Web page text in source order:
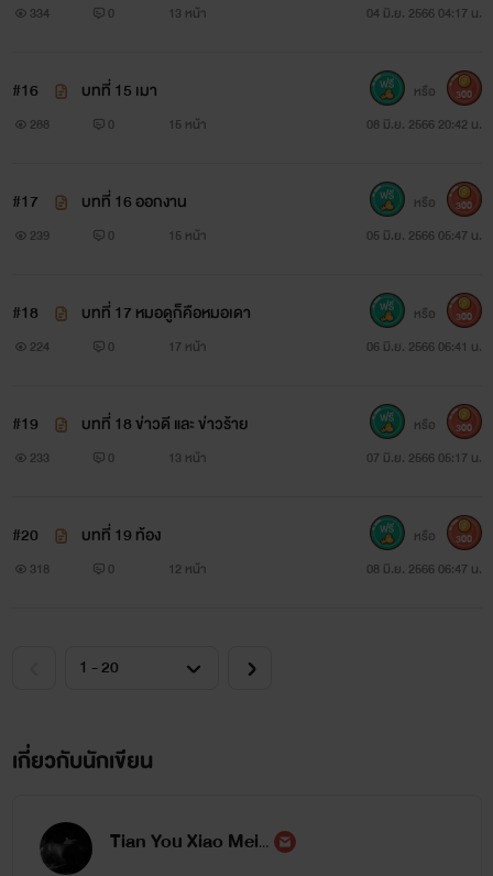
334 0 13 หน้า 04 มิ.ย. 2566 04:17 น.
#16 บทที่ 15 เมา
288 0 15 หน้า 08 มิ.ย. 2566 20:42 น.
หรือ 300
#17 บทที่ 16 ออกงาน
239 0 15 หน้า 05 มิ.ย. 2566 05:47 น.
หรือ 300
#18 บทที่ 17 หมอดูก็คือหมอเดา
224 0 17 หน้า 06 มิ.ย. 2566 06:41 น.
หรือ 300
#19 บทที่ 18 ข่าวดี และ ข่าวร้าย
233 0 13 หน้า 07 มิ.ย. 2566 05:17 น.
หรือ 300
#20 บทที่ 19 ท้อง
318 0 12 หน้า 08 มิ.ย. 2566 06:47 น.
หรือ 300
เกี่ยวกับนักเขียน
Tian You Xiao Mei